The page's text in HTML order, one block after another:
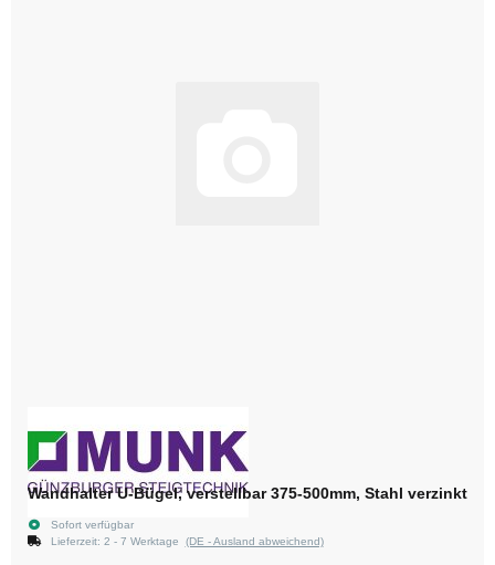
Wandhalter U-Bügel, verstellbar 375-500mm, Stahl verzinkt
Sofort verfügbar
Lieferzeit: 2 - 7 Werktage (DE - Ausland abweichend)